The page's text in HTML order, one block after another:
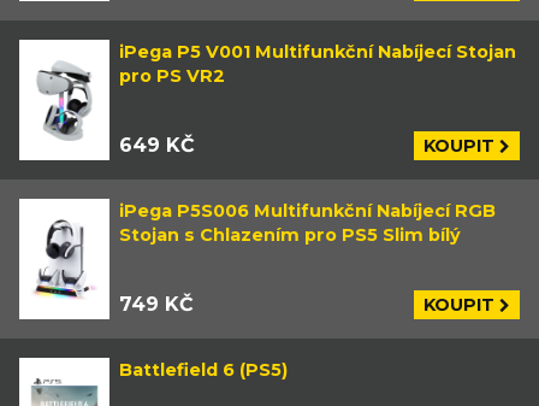
iPega P5 V001 Multifunkční Nabíjecí Stojan
pro PS VR2
649 KČ KOUPIT
iPega P5S006 Multifunkční Nabíjecí RGB
Stojan s Chlazením pro PS5 Slim bílý
749 KČ KOUPIT
Battlefield 6 (PS5)